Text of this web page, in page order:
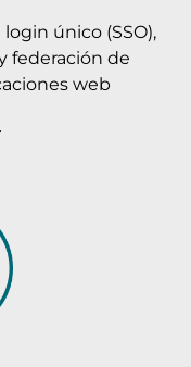
único (SSO),
federación de
web